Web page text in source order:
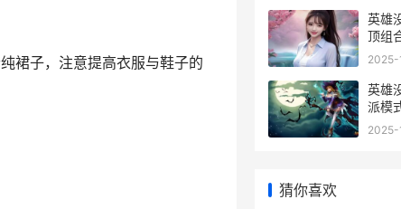
裙子，注意提高衣服与鞋子的
英雄
顶组
雄
英雄
派模
闪契
猜你喜欢